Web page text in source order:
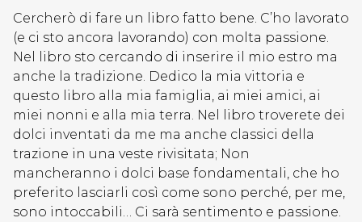
Cercherò di fare un libro fatto bene. C’ho lavorato
(e ci sto ancora lavorando) con molta passione.
Nel libro sto cercando di inserire il mio estro ma
anche la tradizione. Dedico la mia vittoria e
questo libro alla mia famiglia, ai miei amici, ai
miei nonni e alla mia terra. Nel libro troverete dei
dolci inventati da me ma anche classici della
trazione in una veste rivisitata; Non
mancheranno i dolci base fondamentali, che ho
preferito lasciarli così come sono perché, per me,
sono intoccabili… Ci sarà sentimento e passione.